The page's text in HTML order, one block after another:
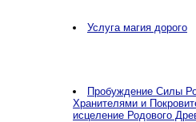
Услуга магия дорого
Пробуждение Силы
Хранителями и
исцеление Родового